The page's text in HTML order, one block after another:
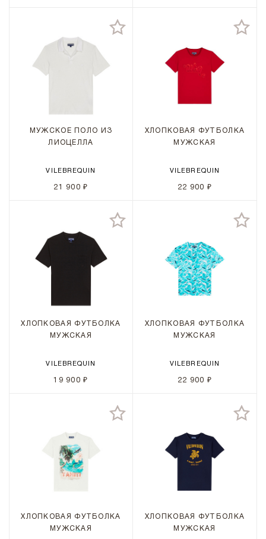
МУЖСКОЕ ПОЛО ИЗ
ЛИОЦЕЛЛА
VILEBREQUIN
21 900 ₽
ХЛОПКОВАЯ ФУТБОЛКА
МУЖСКАЯ
VILEBREQUIN
22 900 ₽
ХЛОПКОВАЯ ФУТБОЛКА
МУЖСКАЯ
VILEBREQUIN
19 900 ₽
ХЛОПКОВАЯ ФУТБОЛКА
МУЖСКАЯ
VILEBREQUIN
22 900 ₽
ХЛОПКОВАЯ ФУТБОЛКА
МУЖСКАЯ
ХЛОПКОВАЯ ФУТБОЛКА
МУЖСКАЯ